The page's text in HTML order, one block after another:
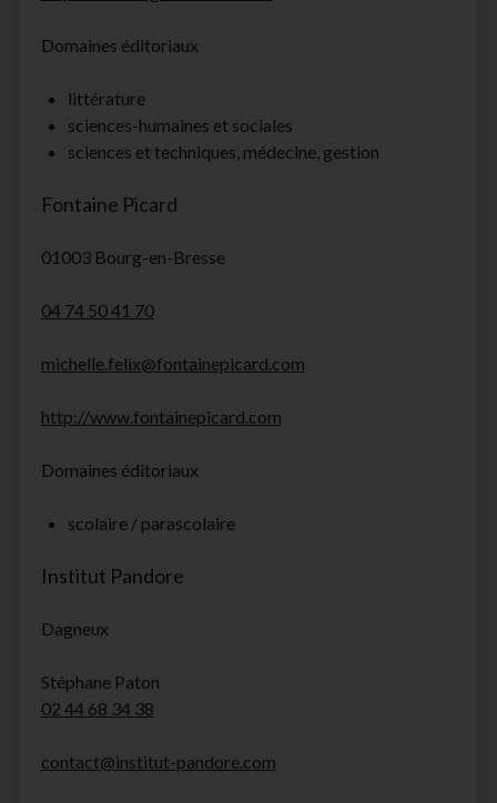
Domaines éditoriaux
littérature
sciences-humaines et sociales
sciences et techniques, médecine, gestion
Fontaine Picard
01003 Bourg-en-Bresse
04 74 50 41 70
michelle.felix@fontainepicard.com
http://www.fontainepicard.com
Domaines éditoriaux
scolaire / parascolaire
Institut Pandore
Dagneux
Stéphane Paton
02 44 68 34 38
contact@institut-pandore.com